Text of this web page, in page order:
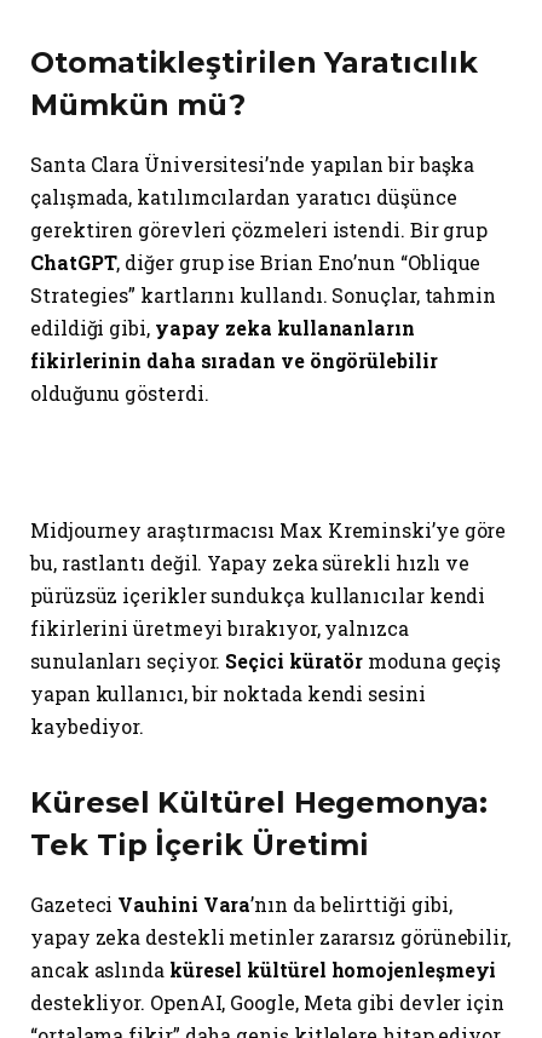
Otomatikleştirilen Yaratıcılık
Mümkün mü?
Santa Clara Üniversitesi’nde yapılan bir başka
çalışmada, katılımcılardan yaratıcı düşünce
gerektiren görevleri çözmeleri istendi. Bir grup
ChatGPT, diğer grup ise Brian Eno’nun “Oblique
Strategies” kartlarını kullandı. Sonuçlar, tahmin
edildiği gibi, yapay zeka kullananların
fikirlerinin daha sıradan ve öngörülebilir
olduğunu gösterdi.
Midjourney araştırmacısı Max Kreminski’ye göre
bu, rastlantı değil. Yapay zeka sürekli hızlı ve
pürüzsüz içerikler sundukça kullanıcılar kendi
fikirlerini üretmeyi bırakıyor, yalnızca
sunulanları seçiyor. Seçici küratör moduna geçiş
yapan kullanıcı, bir noktada kendi sesini
kaybediyor.
Küresel Kültürel Hegemonya:
Tek Tip İçerik Üretimi
Gazeteci Vauhini Vara’nın da belirttiği gibi,
yapay zeka destekli metinler zararsız görünebilir,
ancak aslında küresel kültürel homojenleşmeyi
destekliyor. OpenAI, Google, Meta gibi devler için